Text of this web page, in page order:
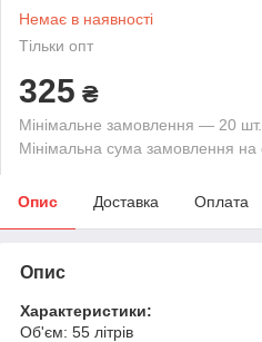
Немає в наявності
Тільки опт
325 ₴
Мінімальне замовлення — 20 шт.
Мінімальна сума замовлення
Опис Доставка Оплата
Опис
Характеристики:
Об'єм: 55 літрів